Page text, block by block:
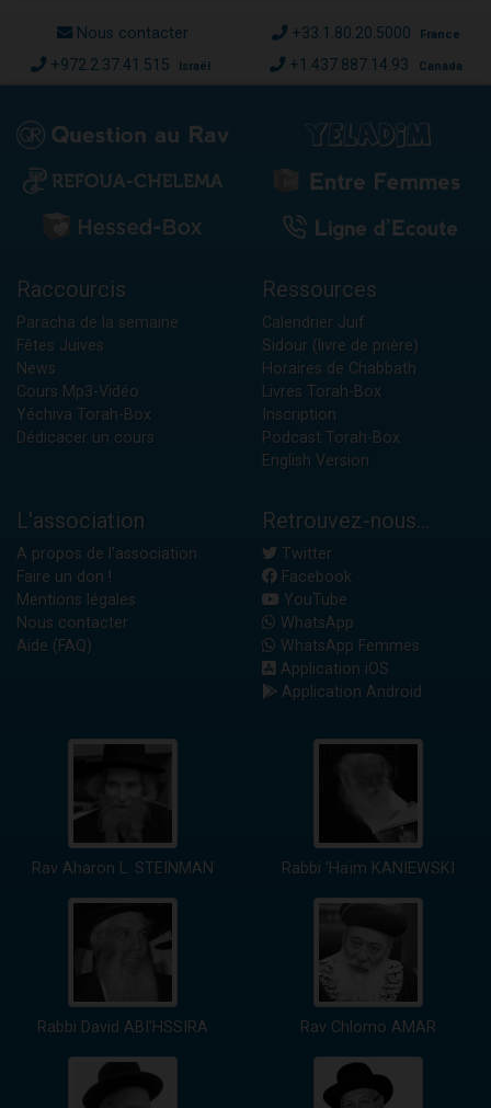
Nous contacter +33.1.80.20.5000 France
+972.2.37.41.515 Israël +1.437.887.14.93 Canada
Raccourcis
Paracha de la semaine
Fêtes Juives
News
Cours Mp3-Vidéo
Yéchiva Torah-Box
Dédicacer un cours
Ressources
Calendrier Juif
Sidour (livre de prière)
Horaires de Chabbath
Livres Torah-Box
Inscription
Podcast Torah-Box
English Version
L'association
A propos de l'association
Faire un don !
Mentions légales
Nous contacter
Aide (FAQ)
Retrouvez-nous...
Twitter
Facebook
YouTube
WhatsApp
WhatsApp Femmes
Application iOS
Application Android
Rav Aharon L. STEINMAN Rabbi 'Haïm KANIEWSKI
Rabbi David ABI'HSSIRA Rav Chlomo AMAR